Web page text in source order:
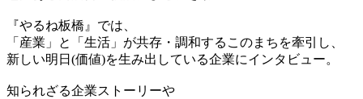
『やるね板橋』では、
「産業」と「生活」が共存・調和するこのまちを牽引し、
新しい明日(価値)を生み出している企業にインタビュー。
知られざる企業ストーリーや